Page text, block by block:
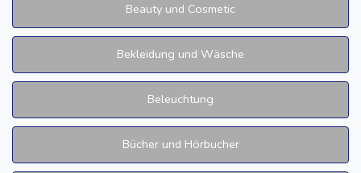
Beauty und Cosmetic
Bekleidung und Wäsche
Beleuchtung
Bücher und Hörbucher